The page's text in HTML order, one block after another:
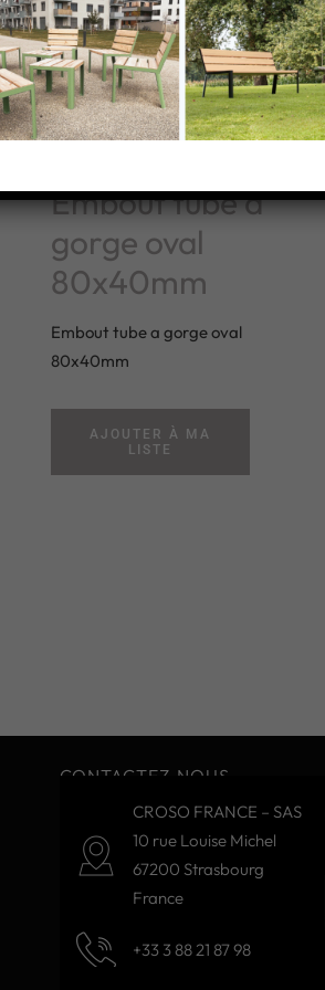
Embout tube a
gorge oval
80x40mm
Embout tube a gorge oval
80x40mm
AJOUTER À MA
LISTE
CONTACTEZ-NOUS
CROSO FRANCE – SAS
10 rue Louise Michel
67200 Strasbourg
France
+33 3 88 21 87 98